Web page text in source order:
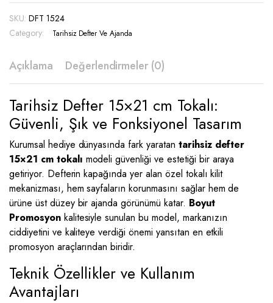
DFT
1524
quantity
SKU: DFT 1524
Category:
Tarihsiz Defter Ve Ajanda
Açıklama Değerlendirmeler (0)
Tarihsiz Defter 15×21 cm Tokalı:
Güvenli, Şık ve Fonksiyonel Tasarım
Kurumsal hediye dünyasında fark yaratan tarihsiz defter
15×21 cm tokalı modeli güvenliği ve estetiği bir araya
getiriyor. Defterin kapağında yer alan özel tokalı kilit
mekanizması, hem sayfaların korunmasını sağlar hem de
ürüne üst düzey bir ajanda görünümü katar. Boyut
Promosyonkalitesiyle sunulan bu model, markanızın
ciddiyetini ve kaliteye verdiği önemi yansıtan en etkili
promosyon araçlarından biridir.
Teknik Özellikler ve Kullanım
Avantajları